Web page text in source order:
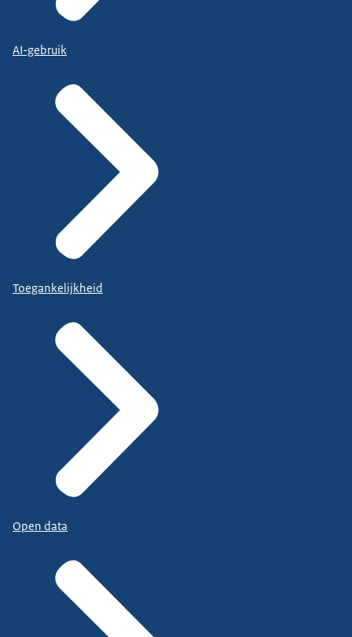
AI-gebruik
Toegankelijkheid
Open data